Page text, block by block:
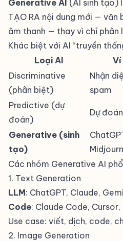
Generative AI (AI sinh tạo)
TẠO RA nội dung mới — văn
âm thanh — thay vì chỉ phân
Khác biệt với AI “truyền
Loại AI
Ví
Discriminative
(phân biệt)
Nhận
spam
Predictive (dự
đoán)
Dự
Generative (sinh
tạo)
Các nhóm Generative AI
1. Text Generation
LLM: ChatGPT, Claude,
Code: Claude Code,
Use case: viết, dịch, code,
2. Image Generation